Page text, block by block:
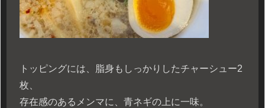
トッピングには、脂身もしっかりしたチャーシュー2
枚、
存在感のあるメンマに、青ネギの上に一味。